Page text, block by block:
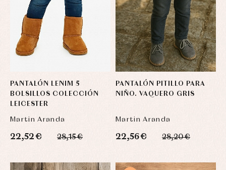
PANTALÓN LENIM 5
BOLSILLOS COLECCIÓN
LEICESTER
Martin Aranda
22,52 € 28,15 €
PANTALÓN PITILLO PARA
NIÑO. VAQUERO GRIS
Martin Aranda
22,56 € 28,20 €